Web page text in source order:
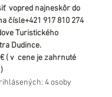
vopred najneskôr do
čísle+421 917 810 274
Turistického
Dudince.
( v  cene je zahrnuté
4 osoby